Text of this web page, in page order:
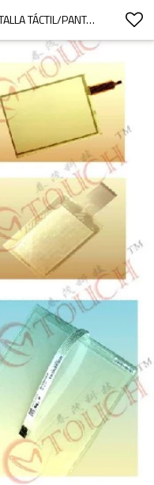
6AV7612 - 0AB20 - 0BF0 PANTALLA TÁCTIL/PANTALLA TÁCTIL 6AV7612 - 0AB20 - 0BF0 PANEL PC 670 12" TÁCTIL